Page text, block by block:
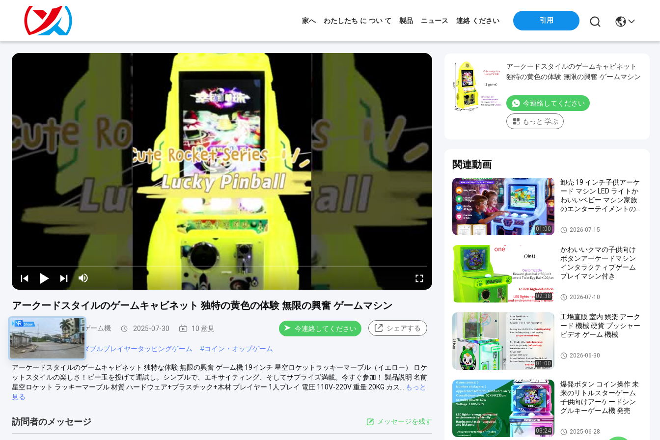
家へ わたしたち に つい て 製品 ニュース 連絡 ください 引用
アークードスタイルのゲームキャビネット 独特の黄色の体験 無限の興奮 ゲームマシン
子供向けボタン連打ゲーム機 2025-07-30 10 意見 今連絡してください シェアする
#硬貨の補助機関車 #ダブルプレイヤータッピングゲーム #コイン・オップゲーム
アーケードスタイルのゲームキャビネット 独特な体験 無限の興奮 ゲーム機 19インチ 星空ロケットラッキーマーブル（イエロー） ロケ
ットスタイルの楽しさ！ビー玉を投げて運試し。シンプルで、エキサイティング、そしてサプライズ満載。今すぐ参加！ 製品説明 名前
星空ロケット ラッキーマーブル 材質 ハードウェア+プラスチック+木材 プレイヤー 1人プレイ 電圧 110V-220V 重量 20KG カス...
もっと
見る
訪問者のメッセージ メッセージを残す
アークードスタイルのゲームキャビネット
独特の黄色の体験 無限の興奮 ゲームマシン
今連絡してください
もっと 学ぶ
関連動画
01:00
卸売 19 インチ子供アーケ
ード マシン LED ライトか
わいいベビー マシン家族
のエンターテイメントの
子供向けボタン連打ゲーム機
2026-07-15
02:38
かわいいクマの子供向け
ボタンアーケードマシン
インタラクティブゲーム
プレイマシン付き
子供向けボタン連打ゲーム機
2026-07-10
01:00
工場直販 室内 娯楽 アーク
ード 機械 硬貨 プッシャー
ビデオ ゲーム 機械
子供向けボタン連打ゲーム機
2026-06-30
03:24
爆発ボタン コイン操作 未
来のリトルスターゲーム
子供向けアーケードシン
グルキーゲーム機 発売
子供向けボタン連打ゲーム機
2025-06-28